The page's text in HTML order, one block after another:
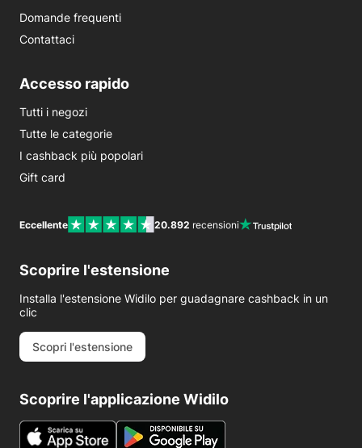
Domande frequenti
Contattaci
Accesso rapido
Tutti i negozi
Tutte le categorie
I cashback più popolari
Gift card
Eccellente 20.892 recensioni
Scoprire l'estensione
Installa l'estensione Widilo per guadagnare cashback in un
clic
Scopri l'estensione
Scoprire l'applicazione Widilo